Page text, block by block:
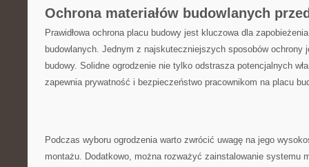
Ochrona materiałów budowlanych
Prawidłowa ochrona​ placu budowy jest‍ kluczowa dla
budowlanych. Jednym z ⁣najskuteczniejszych⁢ sposobów ochrony
budowy. Solidne ogrodzenie ​nie⁤ tylko odstrasza​ potencjalnych
zapewnia prywatność i⁣ bezpieczeństwo pracownikom na placu⁤
Podczas wyboru ogrodzenia warto zwrócić uwagę‌ na jego
montażu. Dodatkowo, można ​rozważyć zainstalowanie systemu